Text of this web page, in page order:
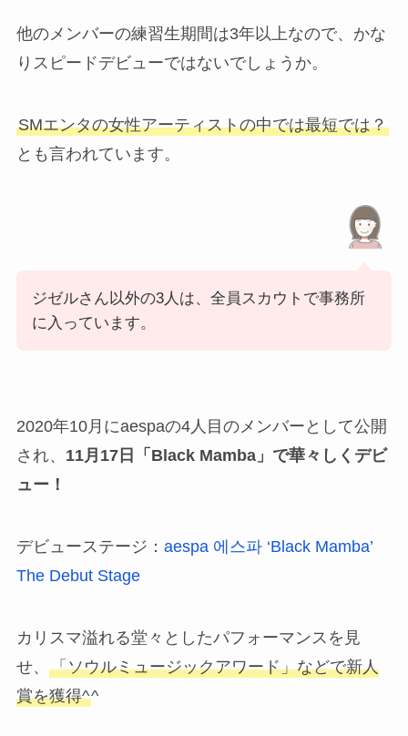
他のメンバーの練習生期間は3年以上なので、かな
りスピードデビューではないでしょうか。
SMエンタの女性アーティストの中では最短では？
とも言われています。
ジゼルさん以外の3人は、全員スカウトで事務所
に入っています。
2020年10月にaespaの4人目のメンバーとして公開
され、 11月17日「Black Mamba」で華々しくデビ
ュー！
デビューステージ： aespa 에스파 ‘Black Mamba’
The Debut Stage
カリスマ溢れる堂々としたパフォーマンスを見
せ、 「ソウルミュージックアワード」などで新人
賞を獲得^^